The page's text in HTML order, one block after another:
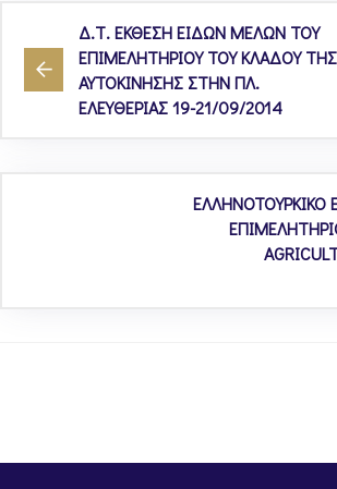
Δ.Τ. ΕΚΘΕΣΗ ΕΙΔΩΝ ΜΕΛΩΝ ΤΟΥ
ΕΠΙΜΕΛΗΤΗΡΙΟΥ ΤΟΥ ΚΛΑΔΟΥ ΤΗΣ
ΑΥΤΟΚΙΝΗΣΗΣ ΣΤΗΝ ΠΛ.
ΕΛΕΥΘΕΡΙΑΣ 19-21/09/2014
ΕΛΛΗΝΟΤΟΥΡΚΙΚΟ